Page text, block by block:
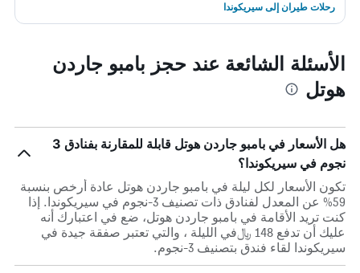
رحلات طيران إلى سيريكوندا
الأسئلة الشائعة عند حجز بامبو جاردن
هوتل
هل الأسعار في بامبو جاردن هوتل قابلة للمقارنة بفنادق 3
نجوم في سيريكوندا؟
تكون الأسعار لكل ليلة في بامبو جاردن هوتل عادة أرخص بنسبة
59% عن المعدل لفنادق ذات تصنيف 3-نجوم في سيريكوندا. إذا
كنت تريد الأقامة في بامبو جاردن هوتل، ضع في اعتبارك أنه
عليك أن تدفع 148 ﷼في الليلة ، والتي تعتبر صفقة جيدة في
سيريكوندا لقاء فندق بتصنيف 3-نجوم.